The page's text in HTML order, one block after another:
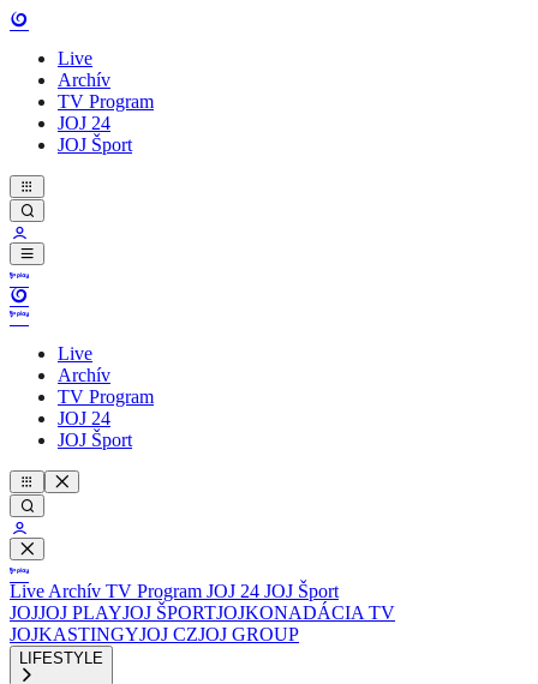
Live
Archív
TV Program
JOJ 24
JOJ Šport
Live
Archív
TV Program
JOJ 24
JOJ Šport
Live Archív TV Program JOJ 24 JOJ Šport
JOJJOJ PLAYJOJ ŠPORTJOJKONADÁCIA TV
JOJKASTINGYJOJ CZJOJ GROUP
LIFESTYLE